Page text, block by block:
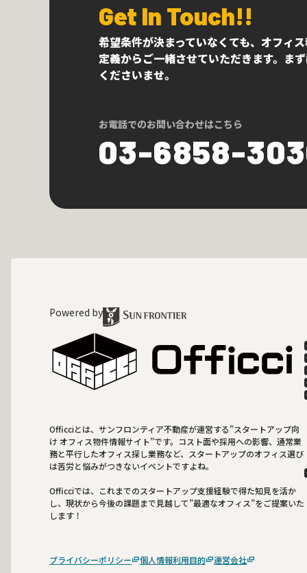
Get In Touch!!
希望条件が決まっていなくても、オフィ
定義からご一緒させていただきます。ま
くださいませ。
お電話でのお問い合わせはこちら
03-6858-
Powered by
Officciとは、サンフロンティア不動産が運営する”スタートアップ向
け オフィス物件情報サイト”です。コスト面や採用への影響、通常業
務と平行したオフィス探し業務など、スタートアップのオフィス選び
は苦労と悩みがつきないイベントですよね。
Officciでは、これまでのスタートアップ支援経験で得た知見を活か
し、現状から今後の課題まで見越して”最適なオフィス”をご提案いた
します！
プライバシーポリシー 個人情報利用目的 運営会社